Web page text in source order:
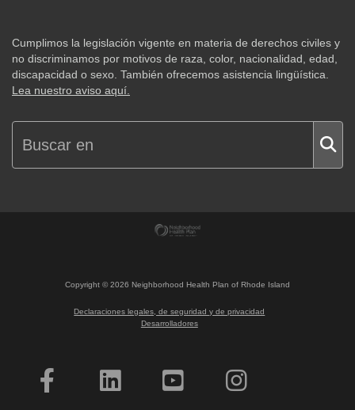
Cumplimos la legislación vigente en materia de derechos civiles y
no discriminamos por motivos de raza, color, nacionalidad, edad,
discapacidad o sexo. También ofrecemos asistencia lingüística.
Lea nuestro aviso aquí.
Copyright ©2026 Neighborhood Health Plan of Rhode Island
Declaraciones legales, de seguridad y de privacidad
Desarrolladores
¿Quiere hacerse socio?